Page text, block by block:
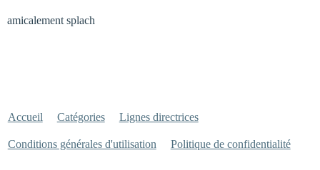
amicalement splach
Accueil Catégories Lignes directrices
Conditions générales d'utilisation Politique de confidentialité